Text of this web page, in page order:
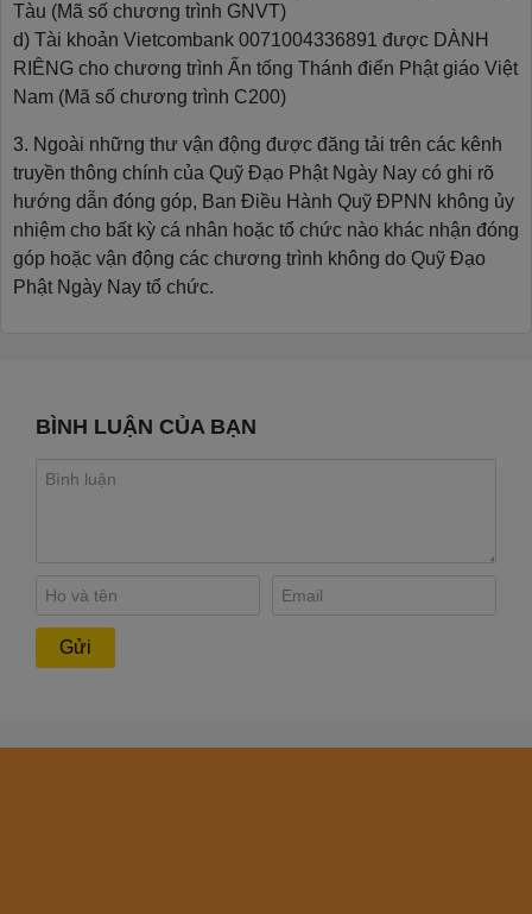
Tàu (Mã số chương trình GNVT)
d) Tài khoản Vietcombank 0071004336891 được DÀNH
RIÊNG cho chương trình Ấn tống Thánh điển Phật giáo Việt
Nam (Mã số chương trình C200)
3. Ngoài những thư vận động được đăng tải trên các kênh
truyền thông chính của Quỹ Đạo Phật Ngày Nay có ghi rõ
hướng dẫn đóng góp, Ban Điều Hành Quỹ ĐPNN không ủy
nhiệm cho bất kỳ cá nhân hoặc tổ chức nào khác nhận đóng
góp hoặc vận động các chương trình không do Quỹ Đạo
Phật Ngày Nay tổ chức.
BÌNH LUẬN CỦA BẠN